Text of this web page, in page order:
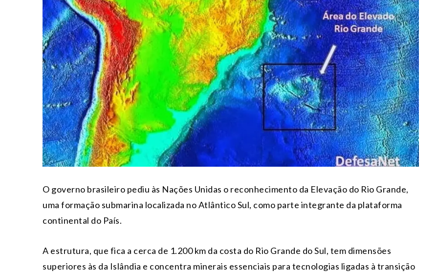
O governo brasileiro pediu às Nações Unidas o reconhecimento da Elevação do Rio Grande,
uma formação submarina localizada no Atlântico Sul, como parte integrante da plataforma
continental do País.
A estrutura, que fica a cerca de 1.200 km da costa do Rio Grande do Sul, tem dimensões
superiores às da Islândia e concentra minerais essenciais para tecnologias ligadas à transição